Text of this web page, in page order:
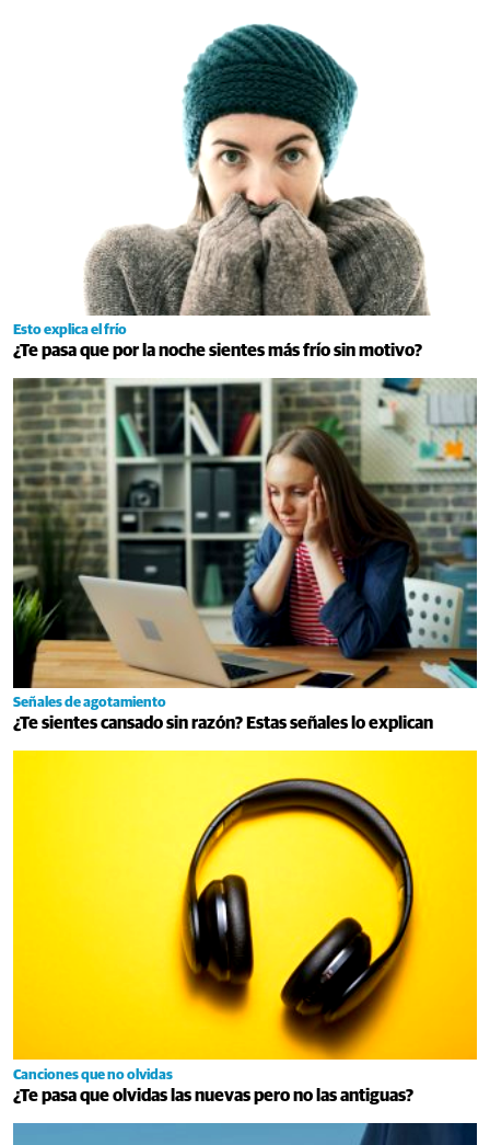
Esto explica el frío
¿Te pasa que por la noche sientes más frío sin motivo?
Señales de agotamiento
¿Te sientes cansado sin razón? Estas señales lo explican
Canciones que no olvidas
¿Te pasa que olvidas las nuevas pero no las antiguas?